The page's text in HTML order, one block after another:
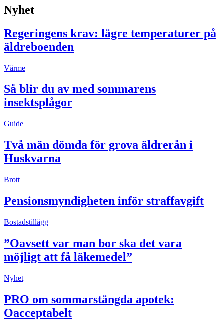
Nyhet
Regeringens krav: lägre temperaturer på
äldreboenden
Värme
Så blir du av med sommarens
insektsplågor
Guide
Två män dömda för grova äldrerån i
Huskvarna
Brott
Pensionsmyndigheten inför straffavgift
Bostadstillägg
”Oavsett var man bor ska det vara
möjligt att få läkemedel”
Nyhet
PRO om sommarstängda apotek:
Oacceptabelt